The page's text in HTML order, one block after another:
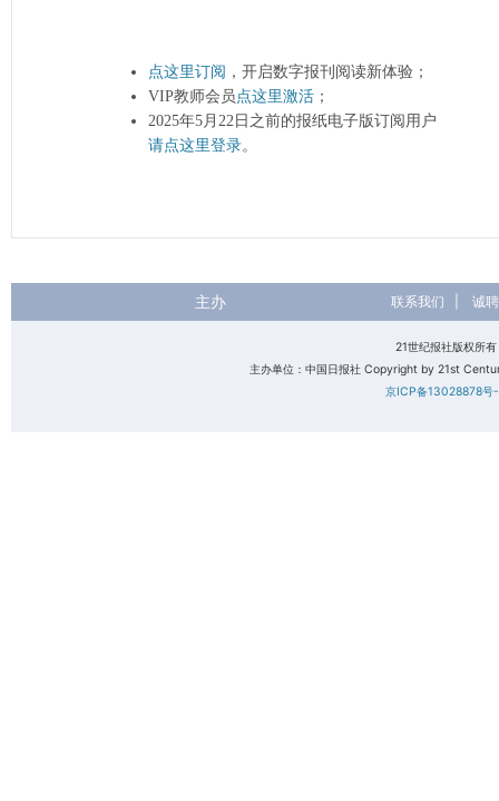
点这里订阅 ，开启数字报刊阅读新体验；
VIP教师会员点这里激活 ；
2025年5月22日之前的报纸电子版订阅用户
请点这里登录。
主办 联系我们 诚
21世纪报社版权所
主办单位：中国日报社 Copyright by 21st
京ICP备13028878号